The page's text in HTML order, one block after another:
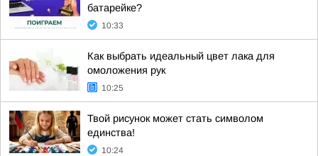
батарейке?
10:33
Как выбрать идеальный цвет лака для
омоложения рук
10:25
Твой рисунок может стать символом
единства!
10:24